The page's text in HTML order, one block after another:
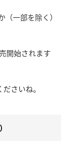
一部を除く）
開始されます
さいね。